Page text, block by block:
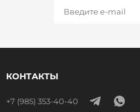
КОНТАКТЫ
+7 (985) 353-40-40